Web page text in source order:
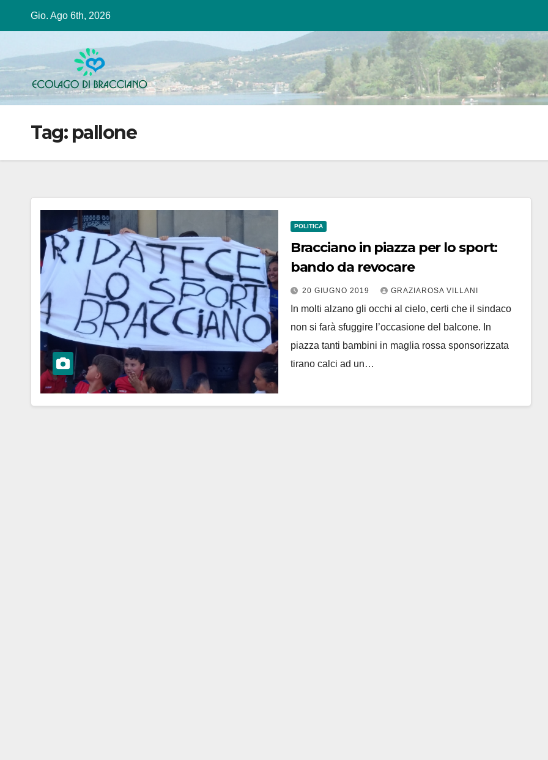
Gio. Ago 6th, 2026
Tag: pallone
POLITICA
Bracciano in piazza per lo sport:
bando da revocare
20 GIUGNO 2019 GRAZIAROSA VILLANI
In molti alzano gli occhi al cielo, certi che il sindaco
non si farà sfuggire l’occasione del balcone. In
piazza tanti bambini in maglia rossa sponsorizzata
tirano calci ad un…